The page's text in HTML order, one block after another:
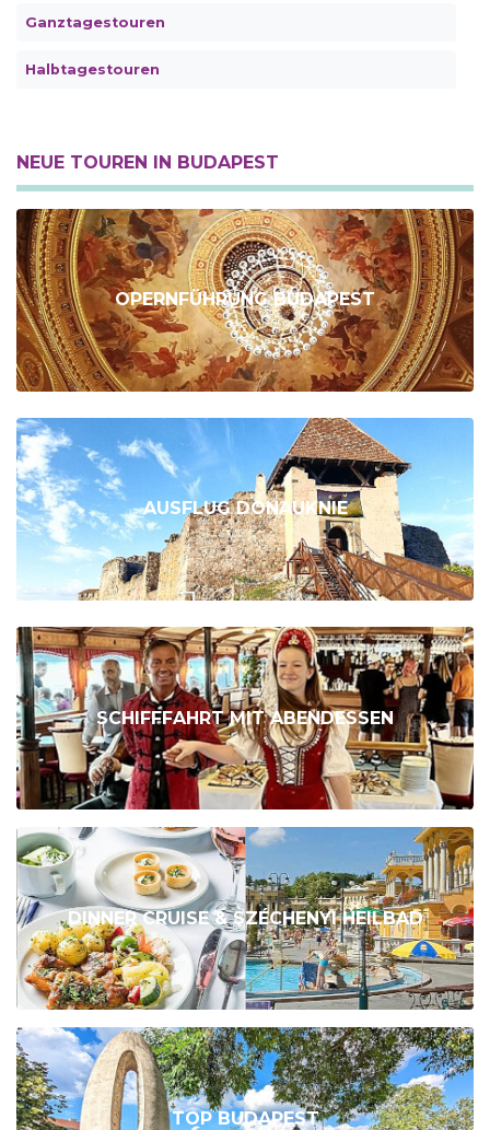
Ganztagestouren
Halbtagestouren
NEUE TOUREN IN BUDAPEST
OPERNFÜHRUNG BUDAPEST
AUSFLUG DONAUKNIE
SCHIFFFAHRT MIT ABENDESSEN
DINNER CRUISE & SZÉCHENYI HEILBAD
TOP BUDAPEST